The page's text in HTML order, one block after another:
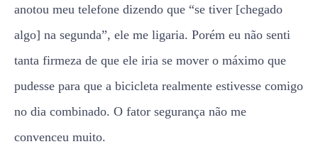
anotou meu telefone dizendo que “se tiver [chegado
algo] na segunda”, ele me ligaria. Porém eu não senti
tanta firmeza de que ele iria se mover o máximo que
pudesse para que a bicicleta realmente estivesse comigo
no dia combinado. O fator segurança não me
convenceu muito.